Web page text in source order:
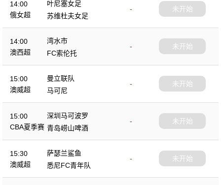
14:00
俄女超
叶尼塞女足
-
苏维杜夫女足
未开始
14:00
澳西超
湾水市
-
FC索伦托
未开始
15:00
澳威超
曼立联队
-
马可尼
未开始
15:00
CBA夏季赛
深圳马可波罗
-
青岛崂山啤酒
未开始
15:30
澳威超
萨瑟兰鲨鱼
-
悉尼FC青年队
未开始